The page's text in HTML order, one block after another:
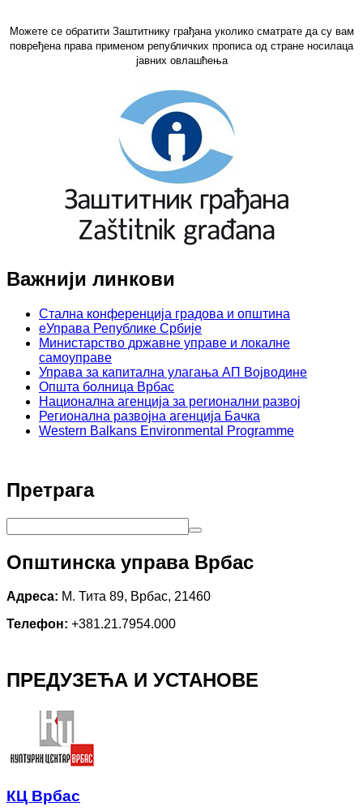
Можете се обратити Заштитнику грађана уколико сматрате да су вам
повређена права применом републичких прописа од стране носилаца
јавних овлашћења
Важнији линкови
Стална конференција градова и општина
еУправа Републике Србије
Министарство државне управе и локалне
самоуправе
Управа за капитална улагања АП Војводине
Општа болница Врбас
Национална агенција за регионални развој
Регионална развојна агенција Бачка
Western Balkans Environmental Programme
Претрага
Општинска управа Врбас
Адреса: М. Тита 89, Врбас, 21460
Телефон: +381.21.7954.000
ПРЕДУЗЕЋА И УСТАНОВЕ
КЦ Врбас